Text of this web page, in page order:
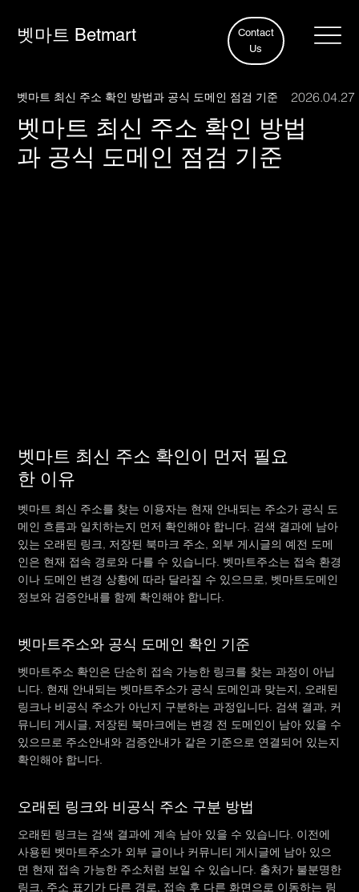
벳마트 Betmart
Contact
Us
벳마트 최신 주소 확인 방법과 공식 도메인 점검 기준 2026.04.27
벳마트 최신 주소 확인 방법
과 공식 도메인 점검 기준
벳마트 최신 주소 확인이 먼저 필요
한 이유
벳마트 최신 주소를 찾는 이용자는 현재 안내되는 주소가 공식 도
메인 흐름과 일치하는지 먼저 확인해야 합니다. 검색 결과에 남아
있는 오래된 링크, 저장된 북마크 주소, 외부 게시글의 예전 도메
인은 현재 접속 경로와 다를 수 있습니다. 벳마트주소는 접속 환경
이나 도메인 변경 상황에 따라 달라질 수 있으므로, 벳마트도메인
정보와 검증안내를 함께 확인해야 합니다.
벳마트주소와 공식 도메인 확인 기준
벳마트주소 확인은 단순히 접속 가능한 링크를 찾는 과정이 아닙
니다. 현재 안내되는 벳마트주소가 공식 도메인과 맞는지, 오래된
링크나 비공식 주소가 아닌지 구분하는 과정입니다. 검색 결과, 커
뮤니티 게시글, 저장된 북마크에는 변경 전 도메인이 남아 있을 수
있으므로 주소안내와 검증안내가 같은 기준으로 연결되어 있는지
확인해야 합니다.
오래된 링크와 비공식 주소 구분 방법
오래된 링크는 검색 결과에 계속 남아 있을 수 있습니다. 이전에
사용된 벳마트주소가 외부 글이나 커뮤니티 게시글에 남아 있으
면 현재 접속 가능한 주소처럼 보일 수 있습니다. 출처가 불분명한
링크, 주소 표기가 다른 경로, 접속 후 다른 화면으로 이동하는 링